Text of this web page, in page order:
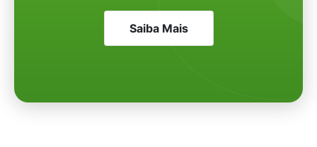
Saiba Mais